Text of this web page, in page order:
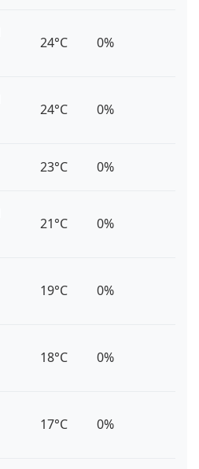
24°C 0%
24°C 0%
23°C 0%
21°C 0%
19°C 0%
18°C 0%
17°C 0%